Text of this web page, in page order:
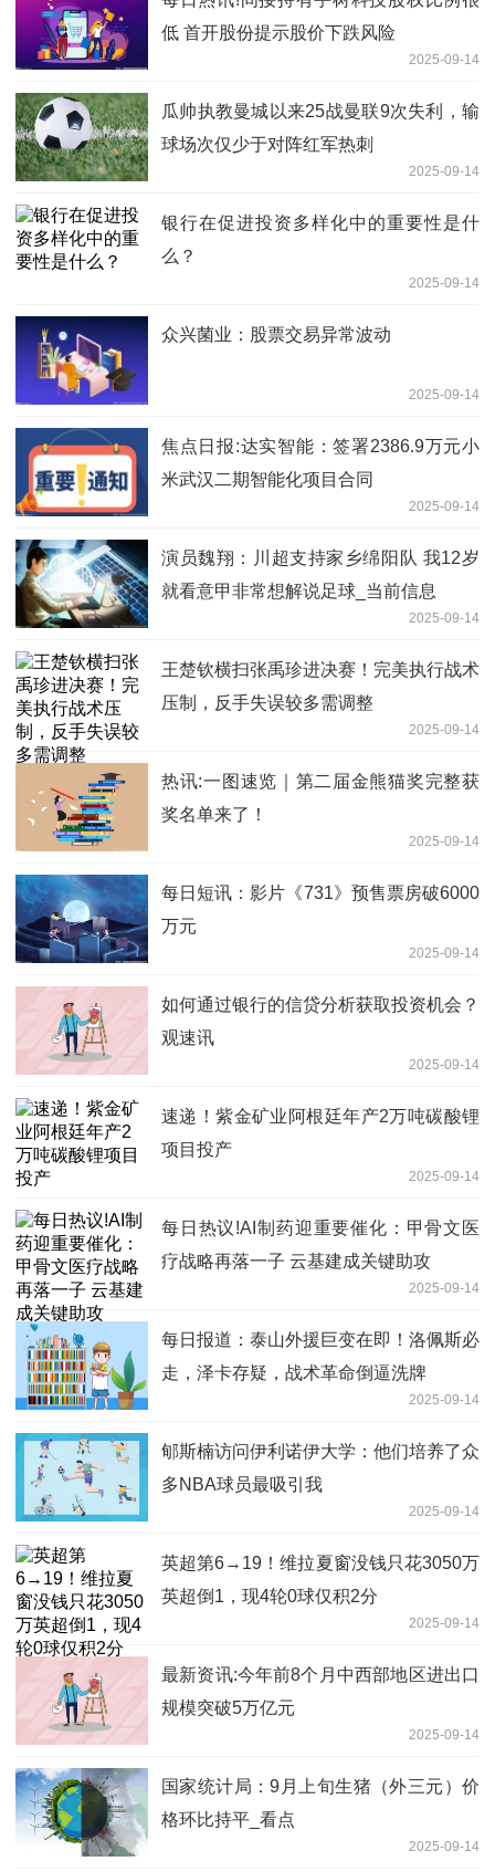
低 首开股份提示股价下跌风险
2025-09-14
瓜帅执教曼城以来25战曼联9次失利，输
球场次仅少于对阵红军热刺
2025-09-14
银行在促进投资多样化中的重要性是什
么？
2025-09-14
众兴菌业：股票交易异常波动
2025-09-14
焦点日报:达实智能：签署2386.9万元小
米武汉二期智能化项目合同
2025-09-14
演员魏翔：川超支持家乡绵阳队 我12岁
就看意甲非常想解说足球_当前信息
2025-09-14
王楚钦横扫张禹珍进决赛！完美执行战术
压制，反手失误较多需调整
2025-09-14
热讯:一图速览｜第二届金熊猫奖完整获
奖名单来了！
2025-09-14
每日短讯：影片《731》预售票房破6000
万元
2025-09-14
如何通过银行的信贷分析获取投资机会？
观速讯
2025-09-14
速递！紫金矿业阿根廷年产2万吨碳酸锂
项目投产
2025-09-14
每日热议!AI制药迎重要催化：甲骨文医
疗战略再落一子 云基建成关键助攻
2025-09-14
每日报道：泰山外援巨变在即！洛佩斯必
走，泽卡存疑，战术革命倒逼洗牌
2025-09-14
郇斯楠访问伊利诺伊大学：他们培养了众
多NBA球员最吸引我
2025-09-14
英超第6→19！维拉夏窗没钱只花3050万
英超倒1，现4轮0球仅积2分
2025-09-14
最新资讯:今年前8个月中西部地区进出口
规模突破5万亿元
2025-09-14
国家统计局：9月上旬生猪（外三元）价
格环比持平_看点
2025-09-14